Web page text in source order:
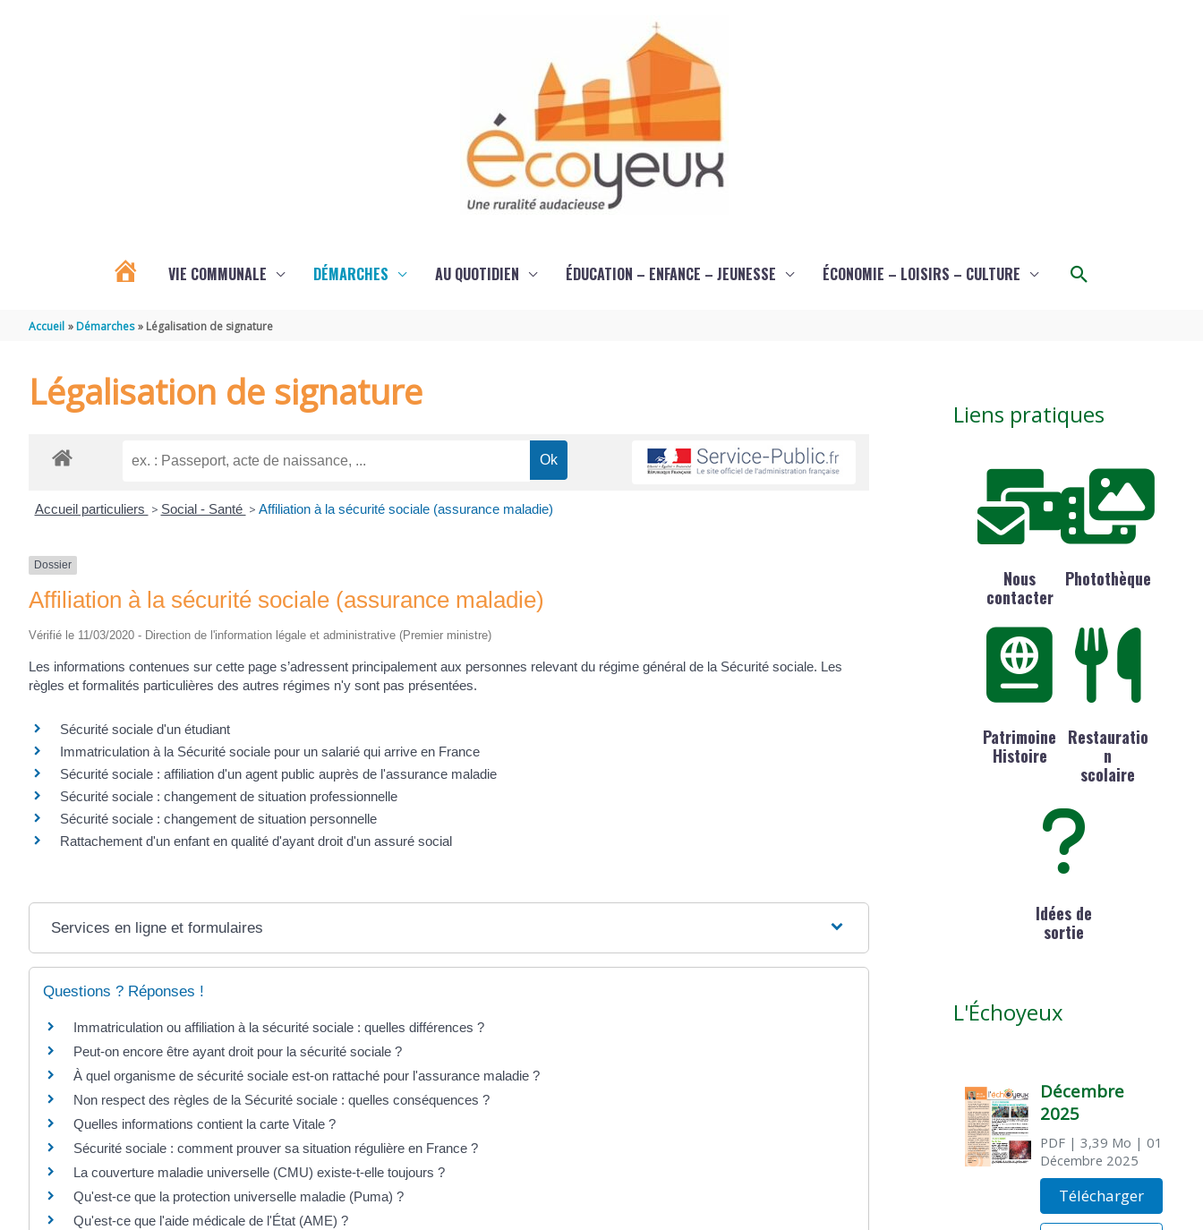
VIE COMMUNALE DÉMARCHES AU QUOTIDIEN ÉDUCATION – ENFANCE – JEUNESSE ÉCONOMIE – LOISIRS – CULTURE Rechercher
Accueil Démarches Légalisation de signature
Légalisation de signature
Accueil particuliers > Social - Santé > Affiliation à la sécurité sociale (assurance maladie)
Dossier
Affiliation à la sécurité sociale (assurance maladie)
Vérifié le 11/03/2020 - Direction de l'information légale et administrative (Premier ministre)
Les informations contenues sur cette page s’adressent principalement aux personnes relevant du régime général de la Sécurité sociale. Les
règles et formalités particulières des autres régimes n'y sont pas présentées.
Sécurité sociale d'un étudiant
Immatriculation à la Sécurité sociale pour un salarié qui arrive en France
Sécurité sociale : affiliation d'un agent public auprès de l'assurance maladie
Sécurité sociale : changement de situation professionnelle
Sécurité sociale : changement de situation personnelle
Rattachement d'un enfant en qualité d'ayant droit d'un assuré social
Services en ligne et formulaires
Questions ? Réponses !
Immatriculation ou affiliation à la sécurité sociale : quelles différences ?
Peut-on encore être ayant droit pour la sécurité sociale ?
À quel organisme de sécurité sociale est-on rattaché pour l'assurance maladie ?
Non respect des règles de la Sécurité sociale : quelles conséquences ?
Quelles informations contient la carte Vitale ?
Sécurité sociale : comment prouver sa situation régulière en France ?
La couverture maladie universelle (CMU) existe-t-elle toujours ?
Qu'est-ce que la protection universelle maladie (Puma) ?
Qu'est-ce que l'aide médicale de l'État (AME) ?
Liens pratiques
Nous
contacter
Photothèque
Patrimoine
Histoire
Restauratio
n
scolaire
Idées de
sortie
L'Échoyeux
Décembre
2025
PDF| 3,39 Mo | 01
Décembre 2025
Télécharger